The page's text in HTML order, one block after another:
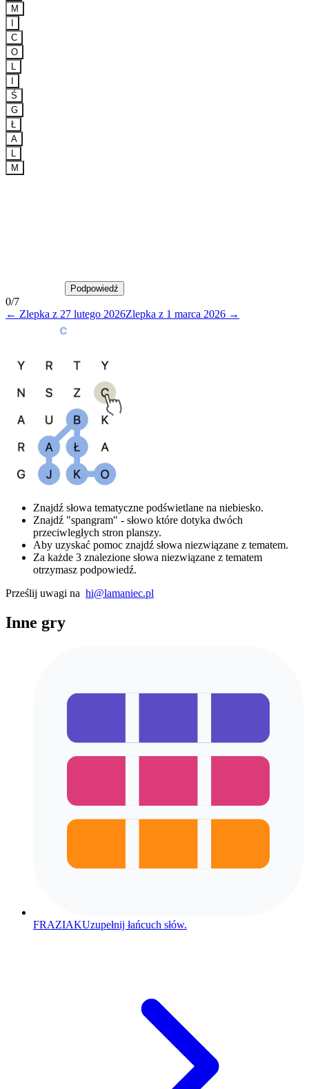
M
C
O
Ś
G
Ł
A
M
Podpowiedź
0/7
← Zlepka z 27 lutego 2026Zlepka z 1 marca 2026 →
Znajdź słowa tematyczne podświetlane na niebiesko.
Znajdź "spangram" - słowo które dotyka dwóch
przeciwległych stron planszy.
Aby uzyskać pomoc znajdź słowa niezwiązane z tematem.
Za każde 3 znalezione słowa niezwiązane z tematem
otrzymasz podpowiedź.
Prześlij uwagi na hi@lamaniec.pl
Inne gry
FRAZIAKUzupełnij łańcuch słów.